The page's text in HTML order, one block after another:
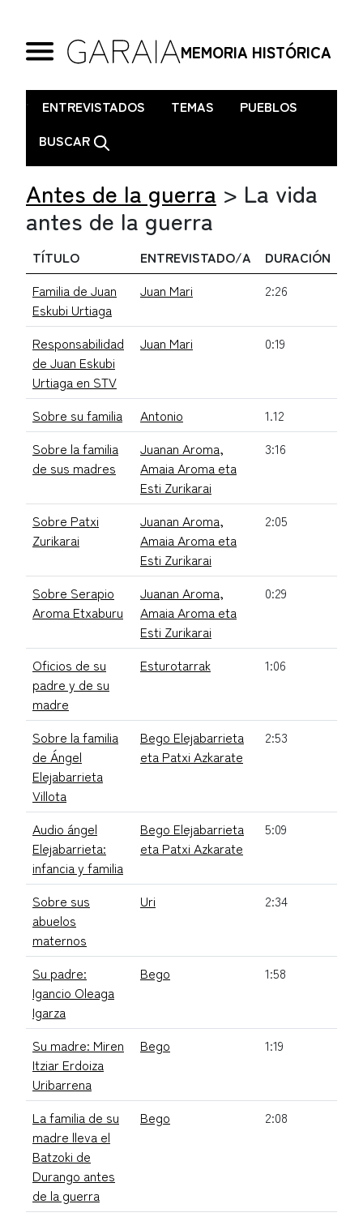
MEMORIA HISTÓRICA
. ENTREVISTADOS TEMAS
PUEBLOS
BUSCAR
Antes de la guerra > La vida
antes de la guerra
TÍTULO ENTREVISTADO/A
DURACIÓN
Familia de Juan
Eskubi Urtiaga
Juan Mari 2:26
Responsabilidad
de Juan Eskubi
Urtiaga en STV
Juan Mari 0:19
Sobre su familia Antonio
1.12
Sobre la familia
de sus madres
Juanan Aroma,
Amaia Aroma eta
Esti Zurikarai
3:16
Sobre Patxi
Zurikarai
Juanan Aroma,
Amaia Aroma eta
Esti Zurikarai
2:05
Sobre Serapio
Aroma Etxaburu
Juanan Aroma,
Amaia Aroma eta
Esti Zurikarai
0:29
Oficios de su
padre y de su
madre
Esturotarrak 1:06
Sobre la familia
de Ángel
Elejabarrieta
Villota
Bego Elejabarrieta
eta Patxi Azkarate
2:53
Audio ángel
Elejabarrieta:
infancia y familia
Bego Elejabarrieta
eta Patxi Azkarate
5:09
Sobre sus
abuelos
maternos
Uri 2:34
Su padre:
Igancio Oleaga
Igarza
Bego 1:58
Su madre: Miren
Itziar Erdoiza
Uribarrena
Bego 1:19
La familia de su
madre lleva el
Batzoki de
Durango antes
de la guerra
Bego 2:08